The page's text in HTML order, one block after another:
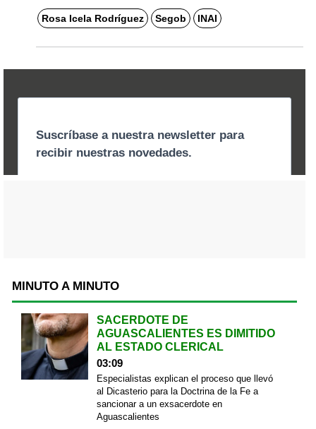
Rosa Icela Rodríguez Segob INAI
MINUTO A MINUTO
SACERDOTE DE
AGUASCALIENTES ES DIMITIDO
AL ESTADO CLERICAL
03:09
Especialistas explican el proceso que llevó
al Dicasterio para la Doctrina de la Fe a
sancionar a un exsacerdote en
Aguascalientes